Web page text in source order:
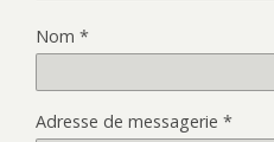
Nom *
Adresse de messagerie *